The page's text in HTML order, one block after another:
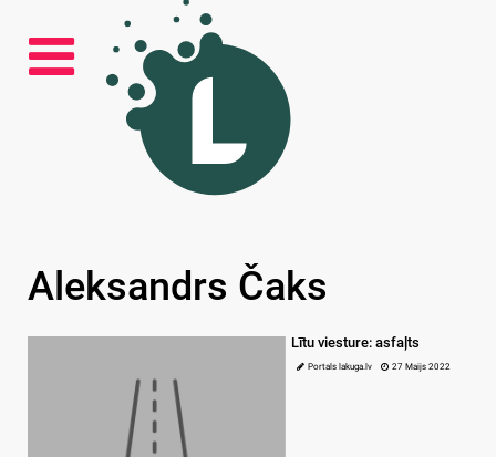
Aleksandrs Čaks
Lītu viesture: asfaļts
Portals lakuga.lv 27 Maijs 2022